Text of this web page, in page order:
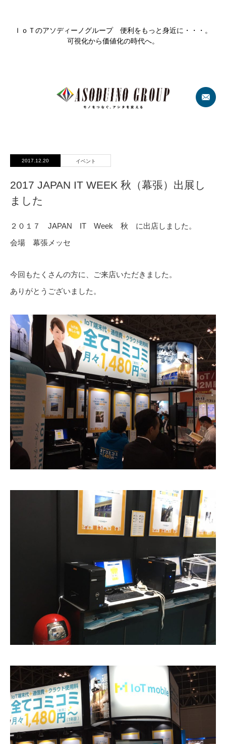
ＩｏＴのアソディーノグループ 便利をもっと身近に・・・。
可視化から価値化の時代へ。
2017.12.20 イベント
2017 JAPAN IT WEEK 秋（幕張）出展し
ました
２０１７ JAPAN IT Week 秋 に出店しました。
会場 幕張メッセ
今回もたくさんの方に、ご来店いただきました。
ありがとうございました。